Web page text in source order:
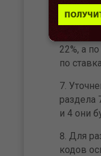
В
260
22%, а
по
раздела
и 4 они
Для
кодов